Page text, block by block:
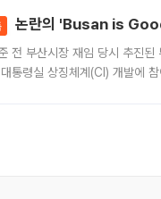
논란의 'Busan is
전 부산시장 재임 당시 추진
통령실 상징체계(CI) 개발에